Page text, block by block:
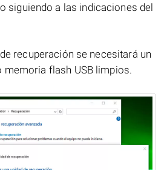
siguiendo a las indicaciones del
recuperación se necesitará un
memoria flash USB limpios.